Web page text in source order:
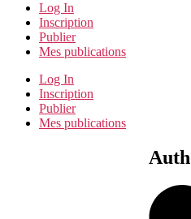
Log In
Inscription
Publier
Mes publications
Log In
Inscription
Publier
Mes publications